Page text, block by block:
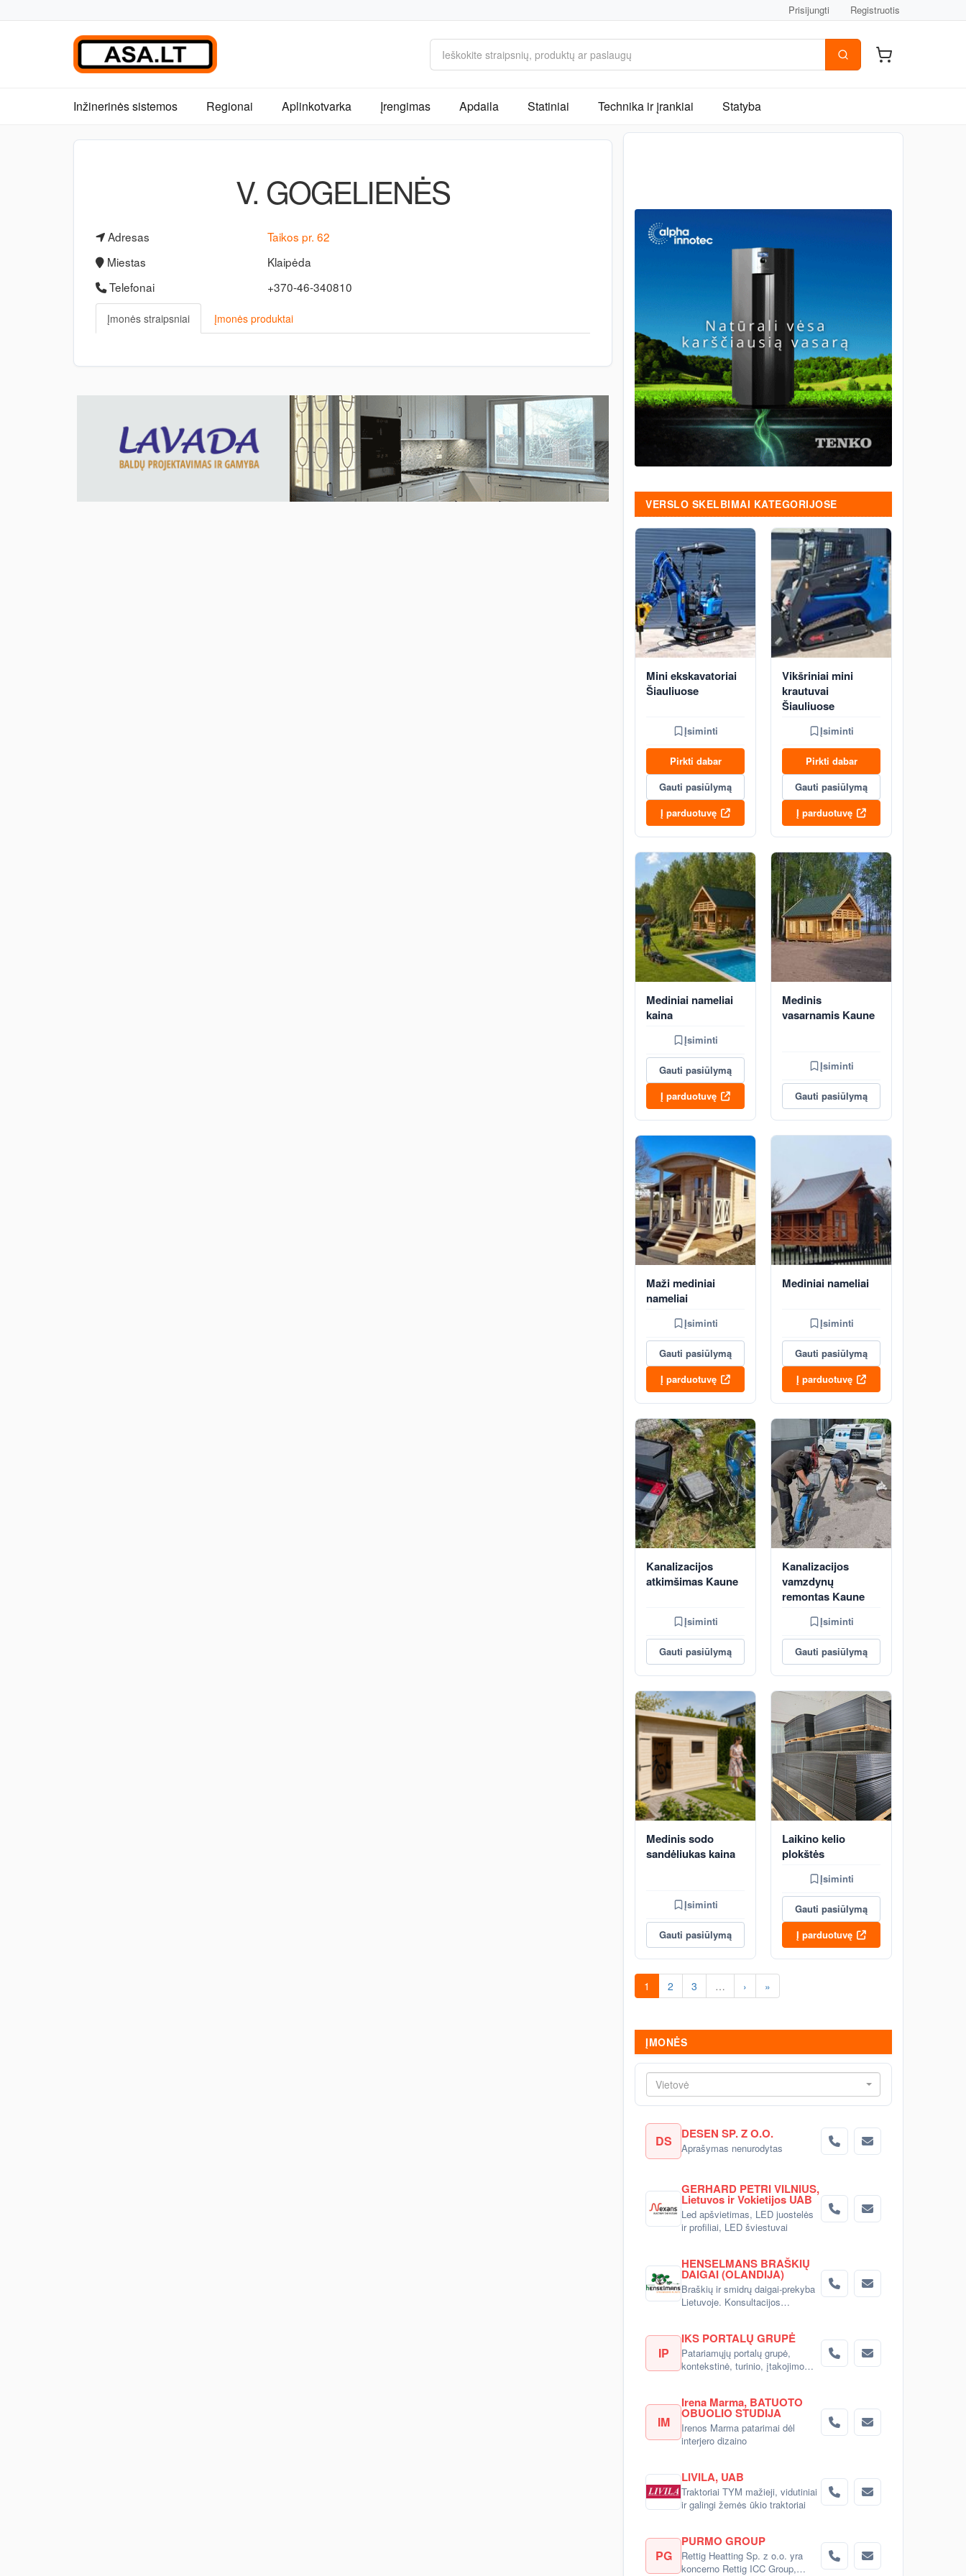
Prisijungti Registruotis
Inžinerinės sistemos Regionai Aplinkotvarka Įrengimas Apdaila Statiniai Technika ir įrankiai Statyba
V. GOGELIENĖS
Adresas
Taikos pr. 62
Miestas
Klaipėda
Telefonai
+370-46-340810
Įmonės straipsniai Įmonės produktai
VERSLO SKELBIMAI KATEGORIJOSE
Mini ekskavatoriai
Šiauliuose
Įsiminti
Pirkti dabar
Gauti pasiūlymą
Į parduotuvę
Vikšriniai mini
krautuvai
Šiauliuose
Įsiminti
Pirkti dabar
Gauti pasiūlymą
Į parduotuvę
Mediniai nameliai
kaina
Įsiminti
Gauti pasiūlymą
Į parduotuvę
Medinis
vasarnamis Kaune
Įsiminti
Gauti pasiūlymą
Maži mediniai
nameliai
Įsiminti
Gauti pasiūlymą
Į parduotuvę
Mediniai nameliai
Įsiminti
Gauti pasiūlymą
Į parduotuvę
Kanalizacijos
atkimšimas Kaune
Įsiminti
Gauti pasiūlymą
Kanalizacijos
vamzdynų
remontas Kaune
Įsiminti
Gauti pasiūlymą
Medinis sodo
sandėliukas kaina
Įsiminti
Gauti pasiūlymą
Laikino kelio
plokštės
Įsiminti
Gauti pasiūlymą
Į parduotuvę
1 2 3 … › »
ĮMONĖS
Vietovė
DS DESEN SP. Z O.O.
Aprašymas nenurodytas
GERHARD PETRI VILNIUS,
Lietuvos ir Vokietijos UAB
Led apšvietimas, LED juostelės
ir profiliai, LED šviestuvai
HENSELMANS BRAŠKIŲ
DAIGAI (OLANDIJA)
Braškių ir smidrų daigai-prekyba
Lietuvoje. Konsultacijos
IP
IKS PORTALŲ GRUPĖ
Patariamųjų portalų grupė,
kontekstinė, turinio, įtakojimo
IM
Irena Marma, BATUOTO
OBUOLIO STUDIJA
Irenos Marma patarimai dėl
interjero dizaino
LIVILA, UAB
Traktoriai TYM mažieji, vidutiniai
ir galingi žemės ūkio traktoriai
PG
PURMO GROUP
Rettig Heatting Sp. z o.o. yra
koncerno Rettig ICC Group,